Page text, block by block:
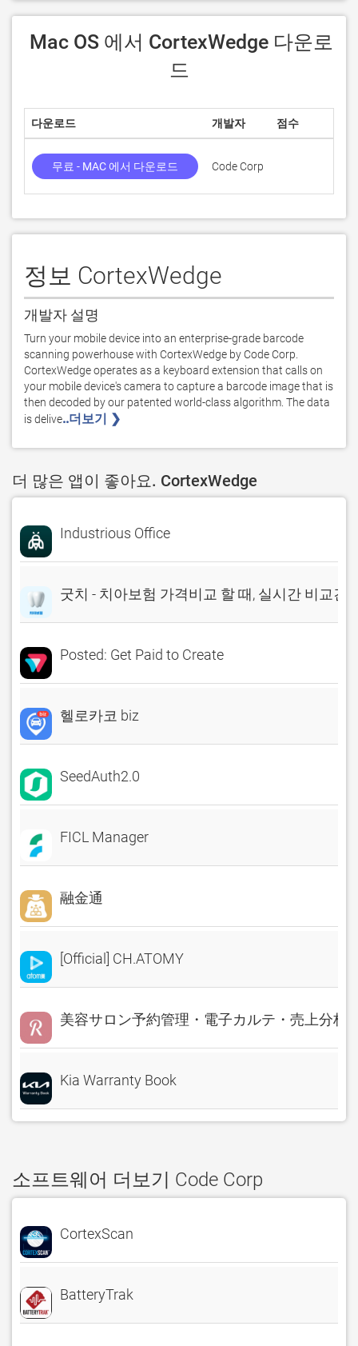
드
다운로드 개발자 점수
무료 - MAC 에서 다운로드 Code Corp
정보 CortexWedge
개발자 설명
Turn your mobile device into an enterprise-grade barcode
scanning powerhouse with CortexWedge by Code Corp.
CortexWedge operates as a keyboard extension that calls on
your mobile device's camera to capture a barcode image that is
then decoded by our patented world-class algorithm. The data
is delive..더보기 ❯
더 많은 앱이 좋아요. CortexWedge
Industrious Office
굿치 - 치아보험 가격비교 할 때, 실시간 비교견
Posted: Get Paid to Create
헬로카코 biz
SeedAuth2.0
FICL Manager
融金通
[Official] CH.ATOMY
美容サロン予約管理・電子カルテ・売上分析
Kia Warranty Book
소프트웨어 더보기 Code Corp
CortexScan
BatteryTrak